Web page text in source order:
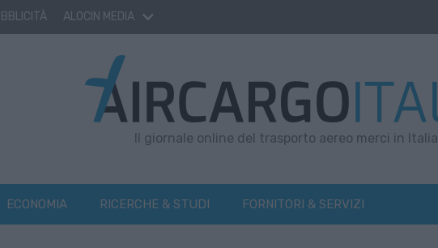
ALOCIN MEDIA
Il giornale online del trasporto aereo merci in Italia
ECONOMIA RICERCHE & STUDI FORNITORI & SERVIZI